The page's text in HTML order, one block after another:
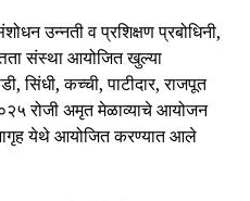
उन्नती व प्रशिक्षण प्रबोधिनी,
संस्था आयोजित खुल्या
सिंधी, कच्ची, पाटीदार, राजपूत
रोजी अमृत मेळाव्याचे आयोजन
येथे आयोजित करण्यात आले